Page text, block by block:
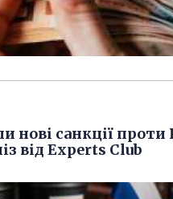
нові санкції проти
від Experts Club